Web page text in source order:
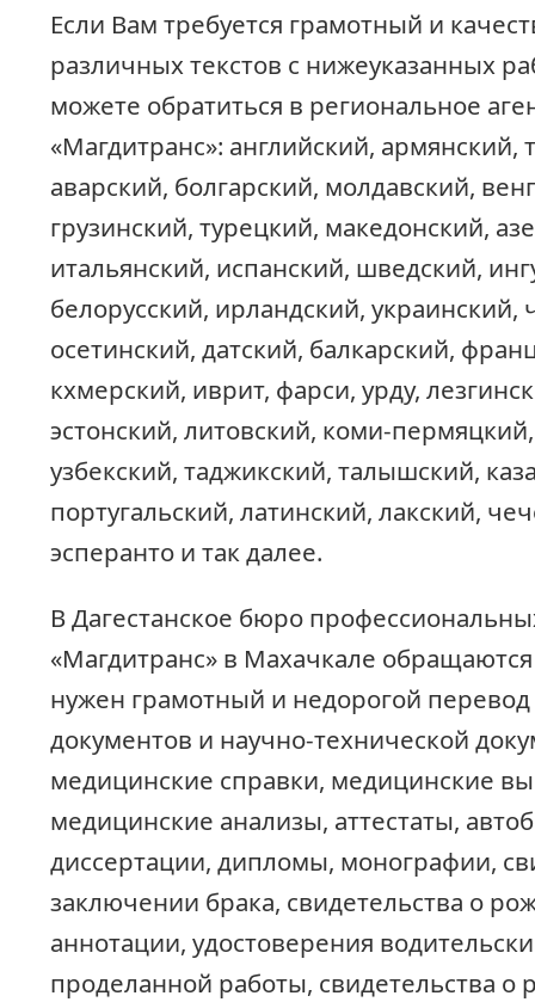
Если Вам требуется грамотный и
различных текстов с нижеуказанных
можете обратиться в региональное
«Магдитранс»: английский, армянский,
аварский, болгарский, молдавский,
грузинский, турецкий, македонский,
итальянский, испанский, шведский,
белорусский, ирландский, украинский,
осетинский, датский, балкарский,
кхмерский, иврит, фарси, урду,
эстонский, литовский, коми-
узбекский, таджикский, талышский,
португальский, латинский, лакский,
эсперанто и так далее.
В Дагестанское бюро
«Магдитранс» в Махачкале
нужен грамотный и недорогой
документов и научно-технической
медицинские справки, медицинские
медицинские анализы, аттестаты,
диссертации, дипломы, монографии,
заключении брака, свидетельства о
аннотации, удостоверения
проделанной работы, свидетельства о